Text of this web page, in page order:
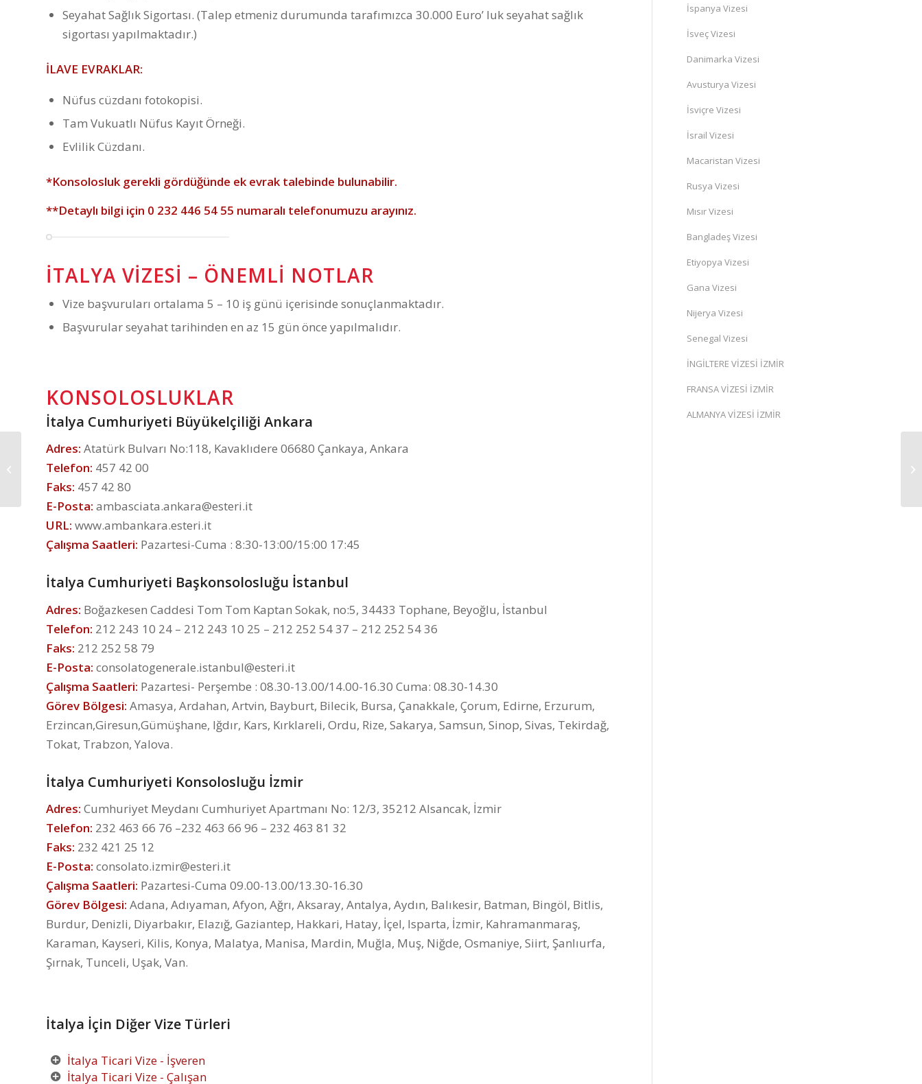
Seyahat Sağlık Sigortası. (Talep etmeniz durumunda tarafımızca 30.000 Euro’ luk seyahat sağlık
sigortası yapılmaktadır.)
İLAVE EVRAKLAR:
Nüfus cüzdanı fotokopisi.
Tam Vukuatlı Nüfus Kayıt Örneği.
Evlilik Cüzdanı.
*Konsolosluk gerekli gördüğünde ek evrak talebinde bulunabilir.
**Detaylı bilgi için 0 232 446 54 55 numaralı telefonumuzu arayınız.
İTALYA VIZESI – ÖNEMLI NOTLAR
Vize başvuruları ortalama 5 – 10 iş günü içerisinde sonuçlanmaktadır.
Başvurular seyahat tarihinden en az 15 gün önce yapılmalıdır.
KONSOLOSLUKLAR
İtalya Cumhuriyeti Büyükelçiliği Ankara
Adres: Atatürk Bulvarı No:118, Kavaklıdere 06680 Çankaya, Ankara
Telefon: 457 42 00
Faks: 457 42 80
E-Posta: ambasciata.ankara@esteri.it
URL: www.ambankara.esteri.it
Çalışma Saatleri: Pazartesi-Cuma : 8:30-13:00/15:00 17:45
İtalya Cumhuriyeti Başkonsolosluğu İstanbul
Adres: Boğazkesen Caddesi Tom Tom Kaptan Sokak, no:5, 34433 Tophane, Beyoğlu, İstanbul
Telefon: 212 243 10 24 – 212 243 10 25 – 212 252 54 37 – 212 252 54 36
Faks: 212 252 58 79
E-Posta: consolatogenerale.istanbul@esteri.it
Çalışma Saatleri: Pazartesi- Perşembe : 08.30-13.00/14.00-16.30 Cuma: 08.30-14.30
Görev Bölgesi: Amasya, Ardahan, Artvin, Bayburt, Bilecik, Bursa, Çanakkale, Çorum, Edirne, Erzurum,
Erzincan,Giresun,Gümüşhane, Iğdır, Kars, Kırklareli, Ordu, Rize, Sakarya, Samsun, Sinop, Sivas, Tekirdağ,
Tokat, Trabzon, Yalova.
İtalya Cumhuriyeti Konsolosluğu İzmir
Adres: Cumhuriyet Meydanı Cumhuriyet Apartmanı No: 12/3, 35212 Alsancak, İzmir
Telefon: 232 463 66 76 –232 463 66 96 – 232 463 81 32
Faks: 232 421 25 12
E-Posta: consolato.izmir@esteri.it
Çalışma Saatleri: Pazartesi-Cuma 09.00-13.00/13.30-16.30
Görev Bölgesi: Adana, Adıyaman, Afyon, Ağrı, Aksaray, Antalya, Aydın, Balıkesir, Batman, Bingöl, Bitlis,
Burdur, Denizli, Diyarbakır, Elazığ, Gaziantep, Hakkari, Hatay, İçel, Isparta, İzmir, Kahramanmaraş,
Karaman, Kayseri, Kilis, Konya, Malatya, Manisa, Mardin, Muğla, Muş, Niğde, Osmaniye, Siirt, Şanlıurfa,
Şırnak, Tunceli, Uşak, Van.
İtalya İçin Diğer Vize Türleri
İtalya Ticari Vize - İşveren
İtalya Ticari Vize - Çalışan
İspanya Vizesi
İsveç Vizesi
Danimarka Vizesi
Avusturya Vizesi
İsviçre Vizesi
İsrail Vizesi
Macaristan Vizesi
Rusya Vizesi
Mısır Vizesi
Bangladeş Vizesi
Etiyopya Vizesi
Gana Vizesi
Nijerya Vizesi
Senegal Vizesi
İNGİLTERE VİZESİ İZMİR
FRANSA VİZESİ İZMİR
ALMANYA VİZESİ İZMİR
İtalya Turistik Vize –
İşveren